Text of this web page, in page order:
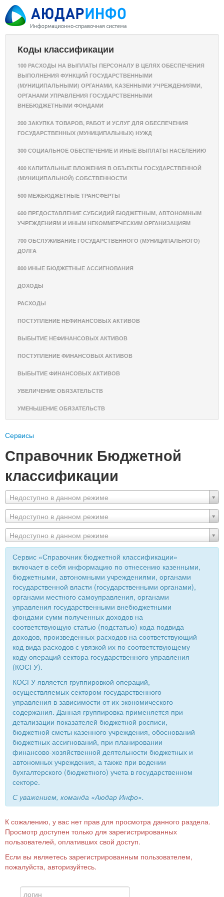
Коды классификации
100 РАСХОДЫ НА ВЫПЛАТЫ ПЕРСОНАЛУ В ЦЕЛЯХ ОБЕСПЕЧЕНИЯ
ВЫПОЛНЕНИЯ ФУНКЦИЙ ГОСУДАРСТВЕННЫМИ
(МУНИЦИПАЛЬНЫМИ) ОРГАНАМИ, КАЗЕННЫМИ УЧРЕЖДЕНИЯМИ,
ОРГАНАМИ УПРАВЛЕНИЯ ГОСУДАРСТВЕННЫМИ
ВНЕБЮДЖЕТНЫМИ ФОНДАМИ
200 ЗАКУПКА ТОВАРОВ, РАБОТ И УСЛУГ ДЛЯ ОБЕСПЕЧЕНИЯ
ГОСУДАРСТВЕННЫХ (МУНИЦИПАЛЬНЫХ) НУЖД
300 СОЦИАЛЬНОЕ ОБЕСПЕЧЕНИЕ И ИНЫЕ ВЫПЛАТЫ НАСЕЛЕНИЮ
400 КАПИТАЛЬНЫЕ ВЛОЖЕНИЯ В ОБЪЕКТЫ ГОСУДАРСТВЕННОЙ
(МУНИЦИПАЛЬНОЙ) СОБСТВЕННОСТИ
500 МЕЖБЮДЖЕТНЫЕ ТРАНСФЕРТЫ
600 ПРЕДОСТАВЛЕНИЕ СУБСИДИЙ БЮДЖЕТНЫМ, АВТОНОМНЫМ
УЧРЕЖДЕНИЯМ И ИНЫМ НЕКОММЕРЧЕСКИМ ОРГАНИЗАЦИЯМ
700 ОБСЛУЖИВАНИЕ ГОСУДАРСТВЕННОГО (МУНИЦИПАЛЬНОГО)
ДОЛГА
800 ИНЫЕ БЮДЖЕТНЫЕ АССИГНОВАНИЯ
ДОХОДЫ
РАСХОДЫ
ПОСТУПЛЕНИЕ НЕФИНАНСОВЫХ АКТИВОВ
ВЫБЫТИЕ НЕФИНАНСОВЫХ АКТИВОВ
ПОСТУПЛЕНИЕ ФИНАНСОВЫХ АКТИВОВ
ВЫБЫТИЕ ФИНАНСОВЫХ АКТИВОВ
УВЕЛИЧЕНИЕ ОБЯЗАТЕЛЬСТВ
УМЕНЬШЕНИЕ ОБЯЗАТЕЛЬСТВ
Сервисы
Справочник Бюджетной
классификации
Недоступно в данном режиме
Недоступно в данном режиме
Недоступно в данном режиме
Сервис «Справочник бюджетной классификации»
включает в себя информацию по отнесению казенными,
бюджетными, автономными учреждениями, органами
государственной власти (государственными органами),
органами местного самоуправления, органами
управления государственными внебюджетными
фондами сумм полученных доходов на
соответствующую статью (подстатью) кода подвида
доходов, произведенных расходов на соответствующий
код вида расходов с увязкой их по соответствующему
коду операций сектора государственного управления
(КОСГУ).
КОСГУ является группировкой операций,
осуществляемых сектором государственного
управления в зависимости от их экономического
содержания. Данная группировка применяется при
детализации показателей бюджетной росписи,
бюджетной сметы казенного учреждения, обоснований
бюджетных ассигнований, при планировании
финансово-хозяйственной деятельности бюджетных и
автономных учреждения, а также при ведении
бухгалтерского (бюджетного) учета в государственном
секторе.
С уважением, команда «Аюдар Инфо».
К сожалению, у вас нет прав для просмотра данного раздела.
Просмотр доступен только для зарегистрированных
пользователей, оплативших свой доступ.
Если вы являетесь зарегистрированным пользователем,
пожалуйста, авторизуйтесь.